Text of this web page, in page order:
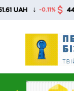
Skip
↓ -0.11% 44.76 UAH